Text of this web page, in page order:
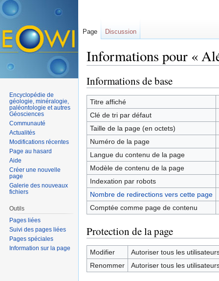
Informations pour «
Informations de base
Titre affiché
Clé de tri par défaut
Taille de la page (en octets)
Numéro de la page
Langue du contenu de la page
Modèle de contenu de la page
Indexation par robots
Nombre de redirections vers cette page
Comptée comme page de contenu
Protection de la page
Modifier
Autoriser tous les
Renommer
Autoriser tous les
Page Discussion
Encyclopédie de
géologie, minéralogie,
paléontologie et autres
Géosciences
Communauté
Actualités
Modifications récentes
Page au hasard
Aide
Créer une nouvelle
page
Galerie des nouveaux
fichiers
Outils
Pages liées
Suivi des pages liées
Pages spéciales
Information sur la page